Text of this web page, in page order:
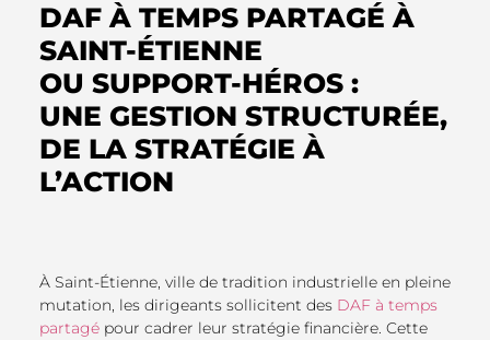
DAF À TEMPS PARTAGÉ À
SAINT-ÉTIENNE
OU SUPPORT-HÉROS :
UNE GESTION STRUCTURÉE,
DE LA STRATÉGIE À
L’ACTION
À Saint-Étienne, ville de tradition industrielle en pleine
mutation, les dirigeants sollicitent des DAF à temps
partagépour cadrer leur stratégie financière. Cette